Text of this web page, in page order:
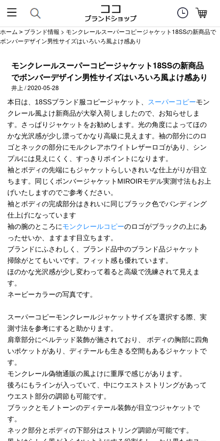
ホーム > ブランド情報 > モンクレールスーパーコピージャケット18SSの新商品で
ボンバーデザイン男性サイズはいろいろ風よけ感あり
モンクレールスーパーコピージャケット18SSの新商品
でボンバーデザイン男性サイズはいろいろ風よけ感あり
井上 / 2020-05-28
本日は、18SSブランド服コピージャケット、 スーパーコピーモン
クレール風よけ新商品が大挙入荷しましたので、お知らせしま
す。さっぱりジャケットをお勧めします。光の角度によってほの
かな光沢感が少し漂ってかなり高級に見えます。袖の部分にのロ
ゴとネックの部分にモルクレアホワイトレザーロゴがあり、シン
プルには見えにくく、すっきりポイントになります。
袖とボディの先端にもジャケットらしいきれいな仕上がりが目立
ちます。同じくボンバージャケットMIROIRモデル実測寸法もお上
げいたしますのでご参考ください。
袖とボディの完成部分はきれいに同じブラック色でバンディング
仕上げになっています
袖の腕のところにモンクレールコピーのロゴがブラックの上にあ
ったせいか、ますます目立ちます。
ブランドにふさわしく、ブランド品中のブランド品ジャケット
掃除がとてもいいです。フィット感も優れています。
ほのかな光沢感が少し変わって着ると高級で洗練されて見えま
す。
ネービーカラーの写真です。
スーパーコピーモンクレールジャケットサイズを選択する際、実
測寸法を参考にすると助かります。
肩章部分にベルテッド装飾が施されており、 ボディの胸部に四角
いポケットがあり、ディテールも生きる空間もあるジャケットで
す。
モンクレール偽物通販の風よけに重厚で感じがあります。
後ろにもラインが入っていて、中にウエストストリングがあって
ウエスト部分の調節も可能です。
ブラックとモノトーンのディテール装飾が目立つジャケットで
す。
ネック部分とボディの下部分はストリング調節が可能です。